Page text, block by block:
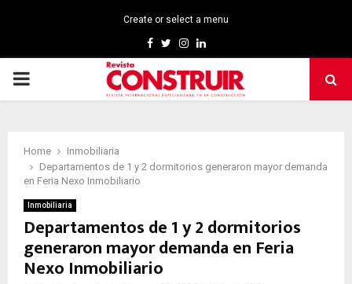
Create or select a menu
Facebook
TwitterInstagram
Linkedin
PRIMARY
Home
Inmobiliaria
Departamentos de 1 y 2 dormitorios generaron mayor demanda
en Feria Nexo Inmobiliario
Inmobiliaria
Departamentos de 1 y 2 dormitorios
generaron mayor demanda en Feria
Nexo Inmobiliario